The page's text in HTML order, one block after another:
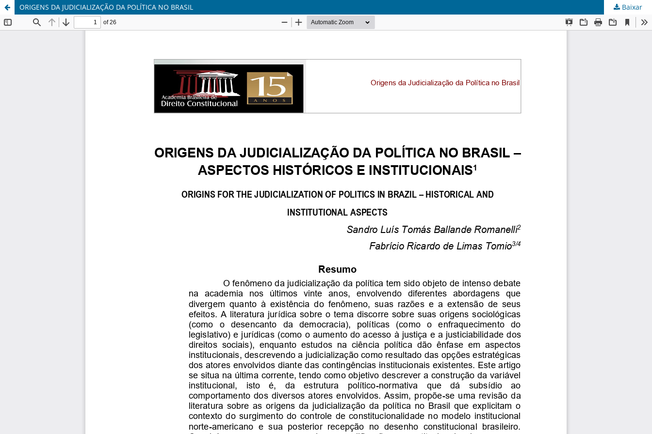
ORIGENS DA JUDICIALIZAÇÃO DA POLÍTICA NO BRASIL Baixar